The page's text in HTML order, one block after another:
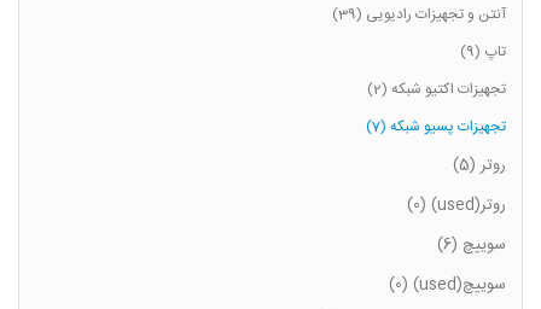
آنتن و تجهیزات رادیویی (39)
تاپ (9)
تجهیزات اکتیو شبکه (2)
تجهیزات پسیو شبکه (7)
روتر (5)
روتر(used) (0)
سوییچ (6)
سوییچ(used) (0)